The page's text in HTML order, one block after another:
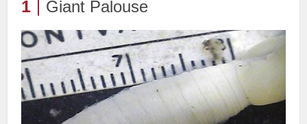
1 Giant Palouse